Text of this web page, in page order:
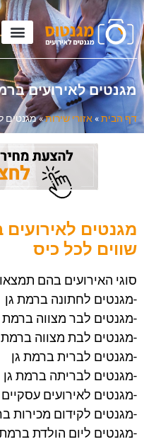
מגנטים לאירועים
דף הבית»אזורי שירות»מגנטים
מגנטים
שווים לכל כיס
סוגי האירועים בהם
-מגנטים לחתונה ברמת גן
-מגנטים לבר מצווה ברמת
-מגנטים לבת מצווה ברמת
-מגנטים לברית ברמת גן
-מגנטים לבריתה ברמת גן
-מגנטים לאירועים
-מגנטים לקידום מכירות
-מגנטים ליום הולדת